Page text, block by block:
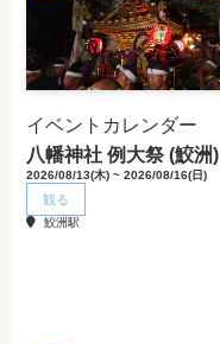
イベントカレンダー
八幡神社 例大祭 (鮫洲)
2026/08/13(木) ~ 2026/08/16(日)
観る
鮫洲駅